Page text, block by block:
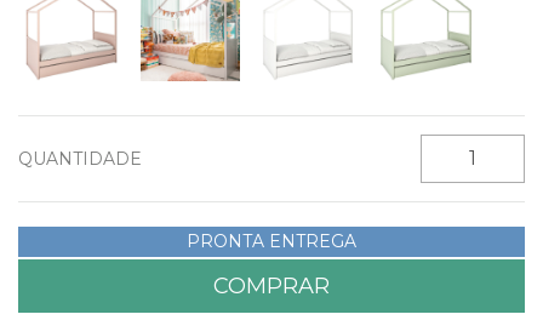
QUANTIDADE
PRONTA ENTREGA